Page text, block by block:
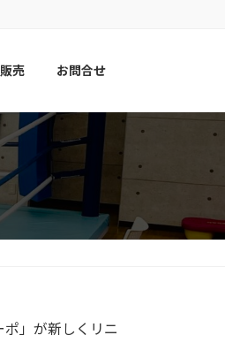
売 お問合せ
」が新しくリニ